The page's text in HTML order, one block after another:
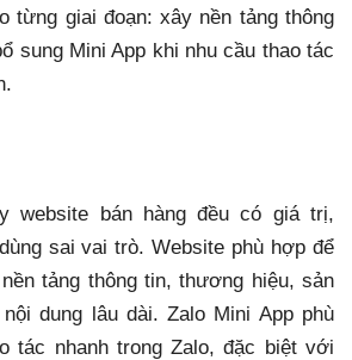
từng giai đoạn: xây nền tảng thông
sung Mini App khi nhu cầu thao tác
website bán hàng đều có giá trị,
sai vai trò. Website phù hợp để
tảng thông tin, thương hiệu, sản
dung lâu dài. Zalo Mini App phù
tác nhanh trong Zalo, đặc biệt với